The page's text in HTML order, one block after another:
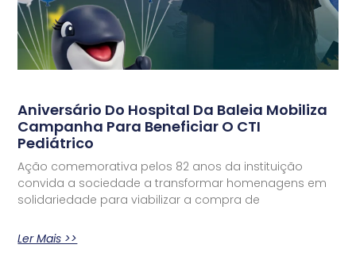
Aniversário Do Hospital Da Baleia Mobiliza
Campanha Para Beneficiar O CTI
Pediátrico
Ação comemorativa pelos 82 anos da instituição
convida a sociedade a transformar homenagens em
solidariedade para viabilizar a compra de
Ler Mais >>